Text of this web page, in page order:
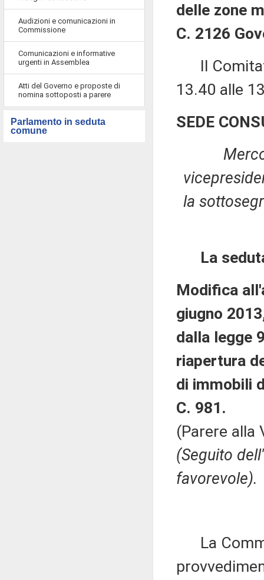
Audizioni e comunicazioni in
Commissione
Comunicazioni e informative
urgenti in Assemblea
Atti del Governo e proposte di
nomina sottoposti a parere
Parlamento in seduta
comune
delle zone
C. 2126
Il
13.40 alle
SEDE
la
La
Modifica
giugno
dalla legge
riapertura
di immobili
C. 981.
(Parere alla
(Seguito
favorevole).
La